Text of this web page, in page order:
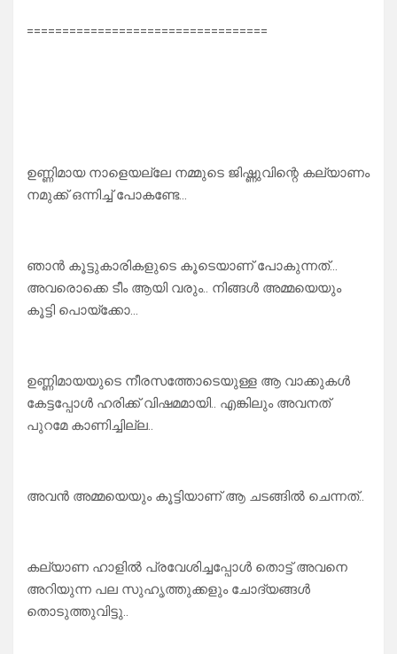
==================================
ഉണ്ണിമായ നാളെയല്ലേ നമ്മുടെ ജിഷ്ണുവിന്റെ കല്യാണം
നമുക്ക് ഒന്നിച്ച് പോകണ്ടേ…
ഞാൻ കൂട്ടുകാരികളുടെ കൂടെയാണ് പോകുന്നത്…
അവരൊക്കെ ടീം ആയി വരും.. നിങ്ങൾ അമ്മയെയും
കൂട്ടി പൊയ്ക്കോ…
ഉണ്ണിമായയുടെ നീരസത്തോടെയുള്ള ആ വാക്കുകൾ
കേട്ടപ്പോൾ ഹരിക്ക് വിഷമമായി.. എങ്കിലും അവനത്
പുറമേ കാണിച്ചില്ല..
അവൻ അമ്മയെയും കൂട്ടിയാണ് ആ ചടങ്ങിൽ ചെന്നത്..
കല്യാണ ഹാളിൽ പ്രവേശിച്ചപ്പോൾ തൊട്ട് അവനെ
അറിയുന്ന പല സുഹൃത്തുക്കളും ചോദ്യങ്ങൾ
തൊടുത്തുവിട്ടു..